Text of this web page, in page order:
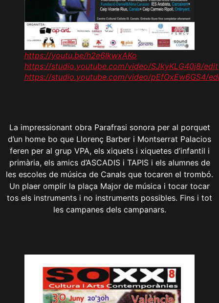
https://youtu.be/h2e6IkwxAKo
https://studio.youtube.com/video/SJkyKLG40j8/edit
https://studio.youtube.com/video/pEfOxEw6GS4/
La impressionant obra Parafrasi sonora per al porquet
d’un home bo que Llorenç Barber i Montserrat Palacios
feren per al grup VPA, els xiquets i xiquetes d’infantil i
primària, els amics d’ASCADIS i TAPIS i els alumnes de
les escoles de música de Canals que tocaren el trombó.
Un plaer omplir la plaça Major de música i tocar tocar
tos els instruments i no instruments possibles. Fins i tot
les campanes dels campanars.